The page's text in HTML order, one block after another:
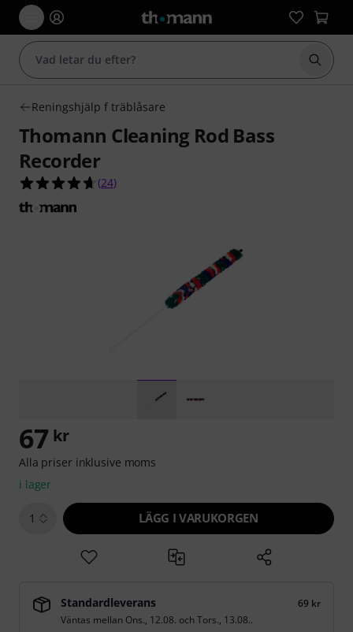
Börja
Reningshjälp f träblåsare
Thomann Cleaning Rod Bass
Recorder
4.7 av 5 stjärnor från 24 kundbetyg
(24)
67 kr
Alla priser inklusive moms
i lager
1 LÄGG I VARUKORGEN
Standardleverans
69 kr
Väntas mellan Ons., 12.08. ochTors., 13.08..